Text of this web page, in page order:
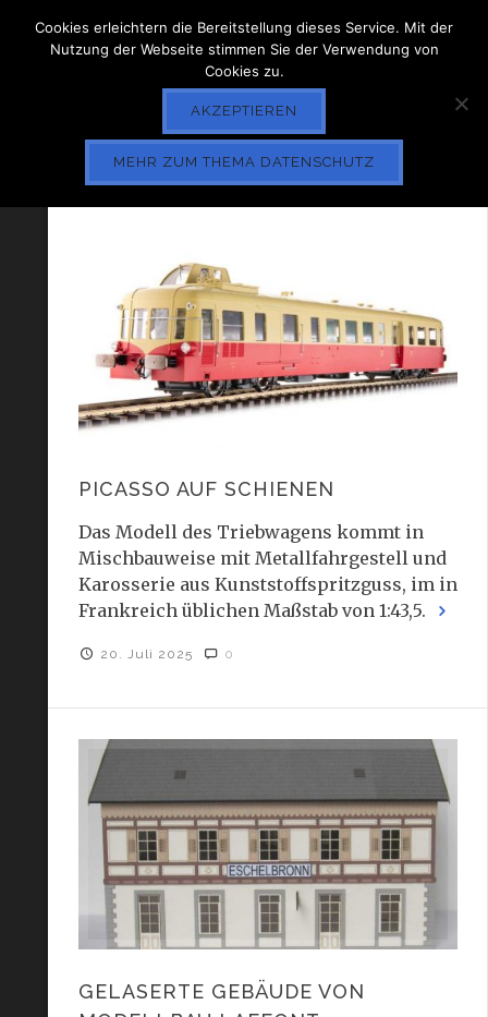
ARCHIVES JULI 2025
PICASSO AUF SCHIENEN
Das Modell des Triebwagens kommt in
Mischbauweise mit Metallfahrgestell und
Karosserie aus Kunststoffspritzguss, im in
Frankreich üblichen Maßstab von 1:43,5.
20. Juli 2025 0
GELASERTE GEBÄUDE VON
Cookies erleichtern die Bereitstellung dieses Service. Mit der
Nutzung der Webseite stimmen Sie der Verwendung von
Cookies zu.
AKZEPTIEREN
MEHR ZUM THEMA DATENSCHUTZ